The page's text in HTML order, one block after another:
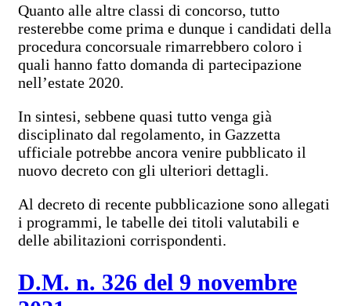
Quanto alle altre classi di concorso, tutto
resterebbe come prima e dunque i candidati della
procedura concorsuale rimarrebbero coloro i
quali hanno fatto domanda di partecipazione
nell’estate 2020.
In sintesi, sebbene quasi tutto venga già
disciplinato dal regolamento, in Gazzetta
ufficiale potrebbe ancora venire pubblicato il
nuovo decreto con gli ulteriori dettagli.
Al decreto di recente pubblicazione sono allegati
i programmi, le tabelle dei titoli valutabili e
delle abilitazioni corrispondenti.
D.M. n. 326 del 9 novembre